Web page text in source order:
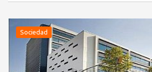
Sociedad